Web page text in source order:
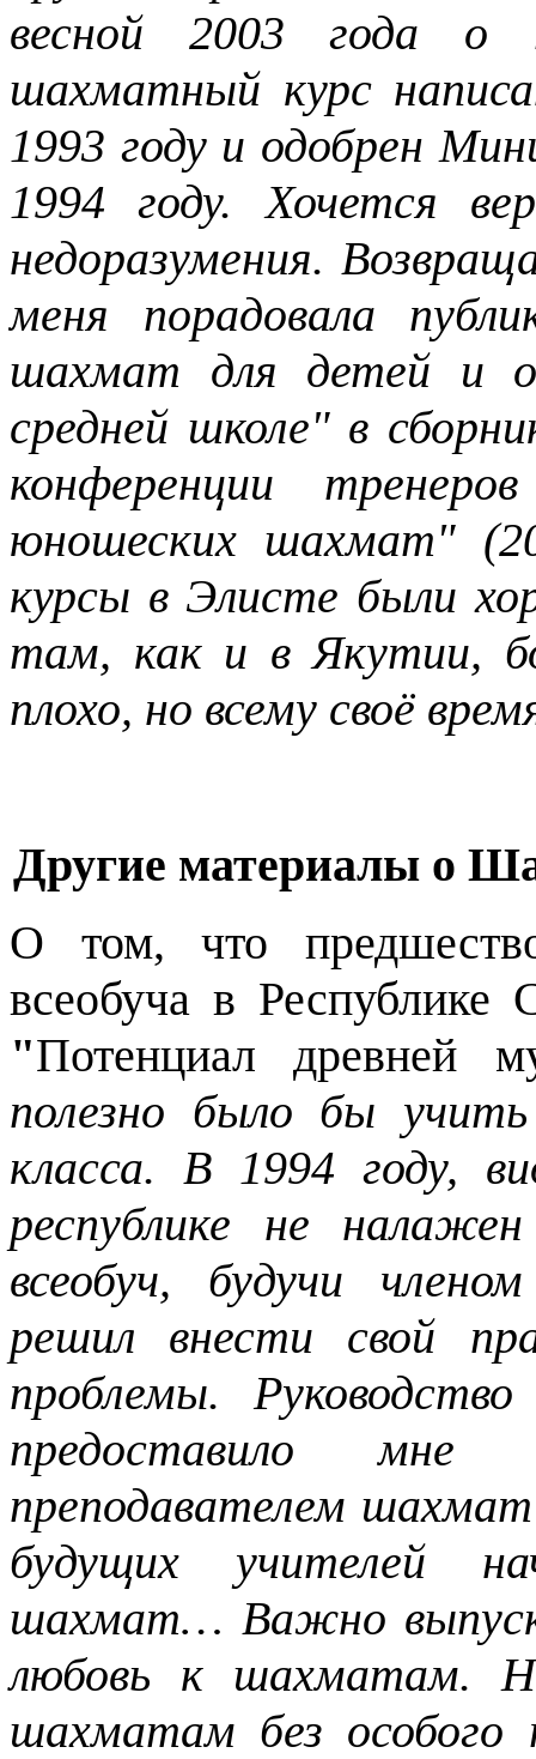
весной 2003 года о
шахматный курс
1993 году и одобрен
1994 году. Хочется
недоразумения.
меня порадовала
шахмат для детей и
средней школе" в
конференции
юношеских шахмат"
курсы в Элисте были
там, как и в Якутии,
плохо, но всему своё
Другие материалы о
О том, что
всеобуча в Республике
"Потенциал древней
полезно было бы
класса. В 1994 году,
республике не
всеобуч, будучи
решил внести свой
проблемы.
предоставило мне
преподавателем шахмат
будущих учителей
шахмат… Важно
любовь к шахматам.
шахматам без особого